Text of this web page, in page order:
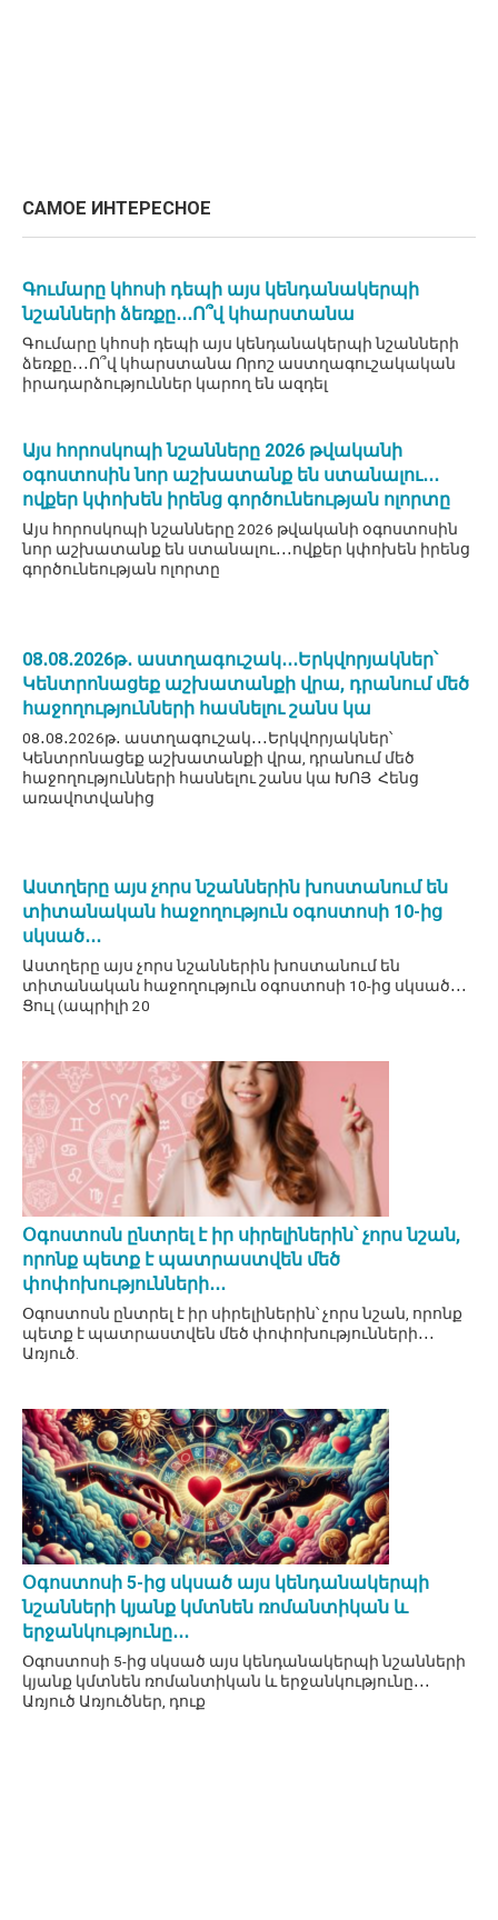
САМОЕ ИНТЕРЕСНОЕ
Գումարը կհոսի դեպի այս կենդանակերպի
նշանների ձեռքը․․․Ո՞վ կհարստանա
Գումարը կհոսի դեպի այս կենդանակերպի նշանների
ձեռքը․․․Ո՞վ կհարստանա Որոշ աստղագուշակական
իրադարձություններ կարող են ազդել
Այս հորոսկոպի նշանները 2026 թվականի
օգոստոսին նոր աշխատանք են ստանալու․․․
ովքեր կփոխեն իրենց գործունեության ոլորտը
Այս հորոսկոպի նշանները 2026 թվականի օգոստոսին
նոր աշխատանք են ստանալու․․․ովքեր կփոխեն իրենց
գործունեության ոլորտը
08․08․2026թ․ աստղագուշակ․․․Երկվորյակներ՝
Կենտրոնացեք աշխատանքի վրա, դրանում մեծ
հաջողությունների հասնելու շանս կա
08․08․2026թ․ աստղագուշակ․․․Երկվորյակներ՝
Կենտրոնացեք աշխատանքի վրա, դրանում մեծ
հաջողությունների հասնելու շանս կա ԽՈՅ Հենց
առավոտվանից
Աստղերը այս չորս նշաններին խոստանում են
տիտանական հաջողություն օգոստոսի 10-ից
սկսած․․․
Աստղերը այս չորս նշաններին խոստանում են
տիտանական հաջողություն օգոստոսի 10-ից սկսած․․․
Ցուլ (ապրիլի 20
Օգոստոսն ընտրել է իր սիրելիներին՝ չորս նշան,
որոնք պետք է պատրաստվեն մեծ
փոփոխությունների․․․
Օգոստոսն ընտրել է իր սիրելիներին՝ չորս նշան, որոնք
պետք է պատրաստվեն մեծ փոփոխությունների․․․
Առյուծ.
Օգոստոսի 5-ից սկսած այս կենդանակերպի
նշանների կյանք կմտնեն ռոմանտիկան և
երջանկությունը․․․
Օգոստոսի 5-ից սկսած այս կենդանակերպի նշանների
կյանք կմտնեն ռոմանտիկան և երջանկությունը․․․
Առյուծ Առյուծներ, դուք